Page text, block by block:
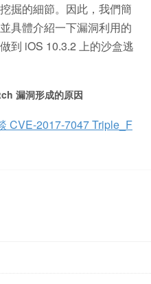
掘的細節。因此，我們簡
具體介紹一下漏洞利用的
到 iOS 10.3.2 上的沙盒逃
漏洞形成的原因
CVE-2017-7047 Triple_F